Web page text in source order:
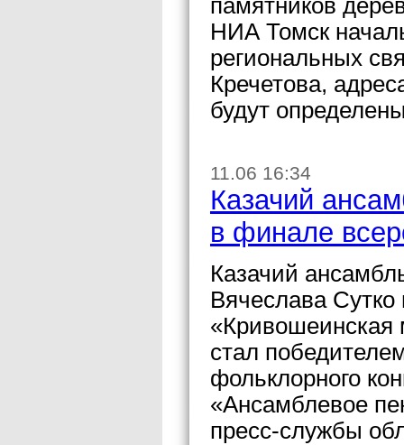
памятников
НИА Томск
региональных
Кречетова,
будут
11.06 16:34
Казачий
в финале
Казачий
Вячеслава Сутко
«Кривошеинская
стал
фольклорного
«Ансамблевое
пресс-службы